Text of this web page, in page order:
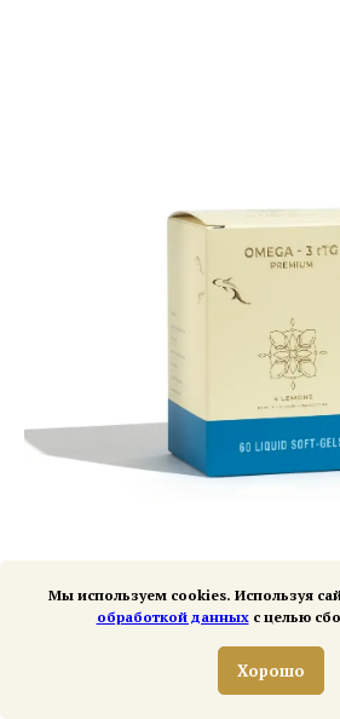
Омега-3 rTG
8 900 р.
Мы используем cookies. Используя
обработкой данныхс целью
Хорошо